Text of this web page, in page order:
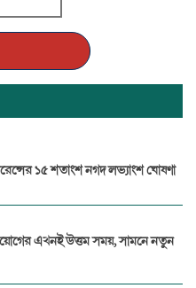
১৫ শতাংশ নগদ লভ্যাংশ ঘোষণা
এখনই উত্তম সময়, সামনে নতুন